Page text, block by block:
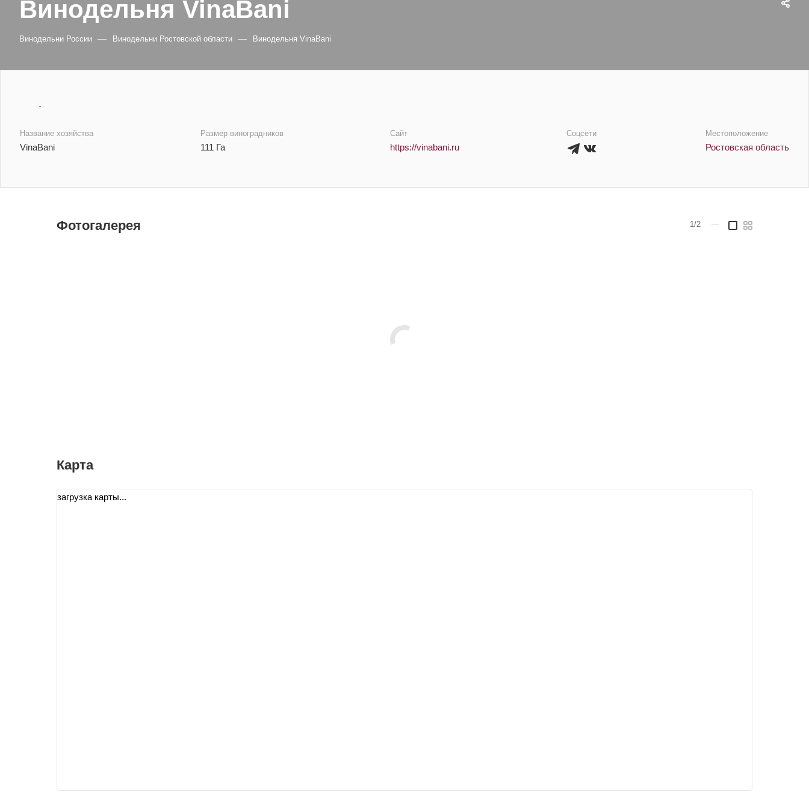
Винодельня VinaBani
Винодельни России — Винодельни Ростовской области — Винодельня VinaBani
.
Название хозяйства
VinaBani
Размер виноградников
111 Га
Сайт
https://vinabani.ru
Соцсети Местоположение
Ростовская область
Фотогалерея 1/2 —
Карта
загрузка карты...